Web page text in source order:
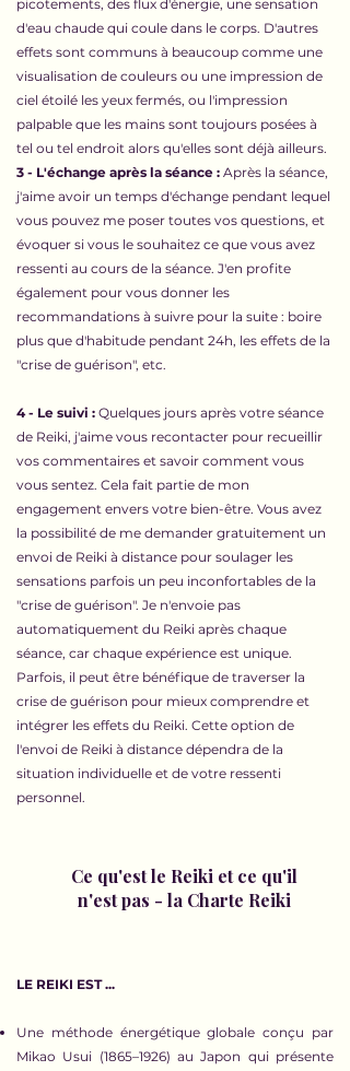
picotements, des flux d'énergie, une sensation
d'eau chaude qui coule dans le corps. D'autres
effets sont communs à beaucoup comme une
visualisation de couleurs ou une impression de
ciel étoilé les yeux fermés, ou l'impression
palpable que les mains sont toujours posées à
tel ou tel endroit alors qu'elles sont déjà ailleurs.
3 - ​​​​L'échange après la séance : Après la séance,
j'aime avoir un temps d'échange pendant lequel
vous pouvez me poser toutes vos questions, et
évoquer si vous le souhaitez ce que vous avez
ressenti au cours de la séance. J'en profite
également pour vous donner les
recommandations à suivre pour la suite : boire
plus que d'habitude pendant 24h, les effets de la
"crise de guérison", etc.
4 - Le suivi : Quelques jours après votre séance
de Reiki, j'aime vous recontacter pour recueillir
vos commentaires et savoir comment vous
vous sentez. Cela fait partie de mon
engagement envers votre bien-être. Vous avez
la possibilité de me demander gratuitement un
envoi de Reiki à distance pour soulager les
sensations parfois un peu inconfortables de la
"crise de guérison". Je n'envoie pas
automatiquement du Reiki après chaque
séance, car chaque expérience est unique.
Parfois, il peut être bénéfique de traverser la
crise de guérison pour mieux comprendre et
intégrer les effets du Reiki. Cette option de
l'envoi de Reiki à distance dépendra de la
situation individuelle et de votre ressenti
personnel.
Ce qu'est le Reiki et ce qu'il
n'est pas - la Charte Reiki
LE REIKI EST ...
Une méthode énergétique globale conçu par
Mikao Usui (1865–1926) au Japon qui présente